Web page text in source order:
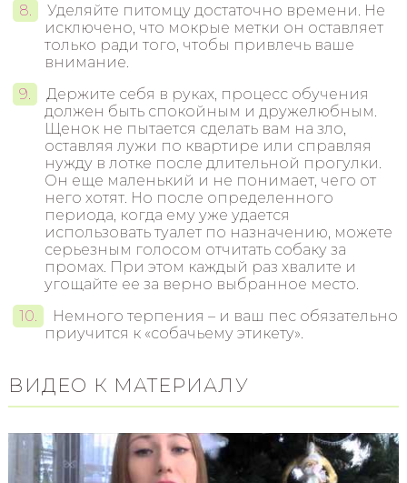
Уделяйте питомцу достаточно времени. Не
исключено, что мокрые метки он оставляет
только ради того, чтобы привлечь ваше
внимание.
Держите себя в руках, процесс обучения
должен быть спокойным и дружелюбным.
Щенок не пытается сделать вам на зло,
оставляя лужи по квартире или справляя
нужду в лотке после длительной прогулки.
Он еще маленький и не понимает, чего от
него хотят. Но после определенного
периода, когда ему уже удается
использовать туалет по назначению, можете
серьезным голосом отчитать собаку за
промах. При этом каждый раз хвалите и
угощайте ее за верно выбранное место.
Немного терпения – и ваш пес обязательно
приучится к «собачьему этикету».
ВИДЕО К МАТЕРИАЛУ